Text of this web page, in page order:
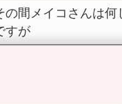
の間メイコさんは何
すが